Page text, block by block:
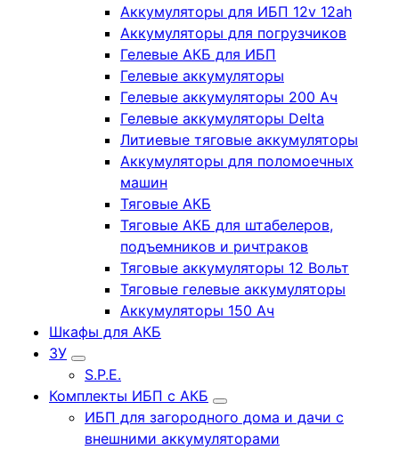
Аккумуляторы для ИБП 12v 12ah
Аккумуляторы для погрузчиков
Гелевые АКБ для ИБП
Гелевые аккумуляторы
Гелевые аккумуляторы 200 Ач
Гелевые аккумуляторы Delta
Литиевые тяговые аккумуляторы
Аккумуляторы для поломоечных
машин
Тяговые АКБ
Тяговые АКБ для штабелеров,
подъемников и ричтраков
Тяговые аккумуляторы 12 Вольт
Тяговые гелевые аккумуляторы
Аккумуляторы 150 Ач
Шкафы для АКБ
ЗУ
S.P.E.
Комплекты ИБП с АКБ
ИБП для загородного дома и дачи с
внешними аккумуляторами